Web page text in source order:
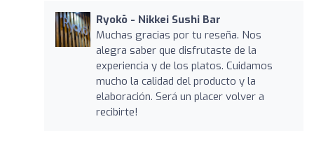
Ryokō - Nikkei Sushi Bar
Muchas gracias por tu reseña. Nos
alegra saber que disfrutaste de la
experiencia y de los platos. Cuidamos
mucho la calidad del producto y la
elaboración. Será un placer volver a
recibirte!